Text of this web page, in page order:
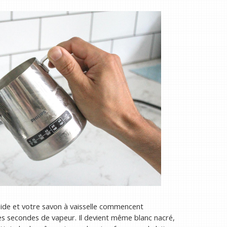
et votre savon à vaisselle commencent
de vapeur. Il devient même blanc nacré,